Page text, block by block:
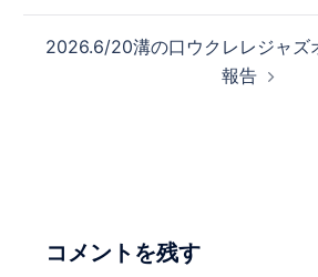
ゲ2026.6/20溝の口ウクレレジャズ
報告
コメントを残す